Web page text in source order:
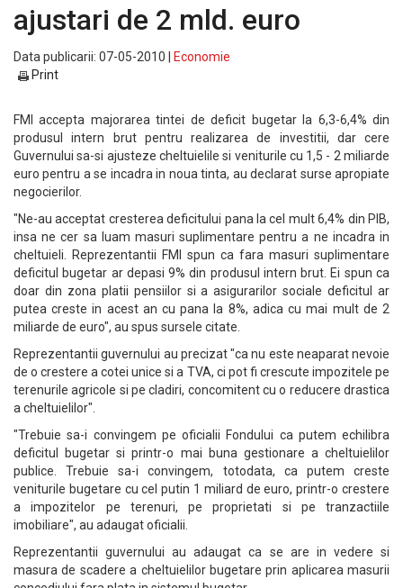
ajustari de 2 mld. euro
Data publicarii: 07-05-2010 |
Economie
Print
FMI accepta majorarea tintei de deficit bugetar la 6,3-6,4% din
produsul intern brut pentru realizarea de investitii, dar cere
Guvernului sa-si ajusteze cheltuielile si veniturile cu 1,5 - 2 miliarde
euro pentru a se incadra in noua tinta, au declarat surse apropiate
negocierilor.
"Ne-au acceptat cresterea deficitului pana la cel mult 6,4% din PIB,
insa ne cer sa luam masuri suplimentare pentru a ne incadra in
cheltuieli. Reprezentantii FMI spun ca fara masuri suplimentare
deficitul bugetar ar depasi 9% din produsul intern brut. Ei spun ca
doar din zona platii pensiilor si a asigurarilor sociale deficitul ar
putea creste in acest an cu pana la 8%, adica cu mai mult de 2
miliarde de euro", au spus sursele citate.
Reprezentantii guvernului au precizat "ca nu este neaparat nevoie
de o crestere a cotei unice si a TVA, ci pot fi crescute impozitele pe
terenurile agricole si pe cladiri, concomitent cu o reducere drastica
a cheltuielilor".
"Trebuie sa-i convingem pe oficialii Fondului ca putem echilibra
deficitul bugetar si printr-o mai buna gestionare a cheltuielilor
publice. Trebuie sa-i convingem, totodata, ca putem creste
veniturile bugetare cu cel putin 1 miliard de euro, printr-o crestere
a impozitelor pe terenuri, pe proprietati si pe tranzactiile
imobiliare", au adaugat oficialii.
Reprezentantii guvernului au adaugat ca se are in vedere si
masura de scadere a cheltuielilor bugetare prin aplicarea masurii